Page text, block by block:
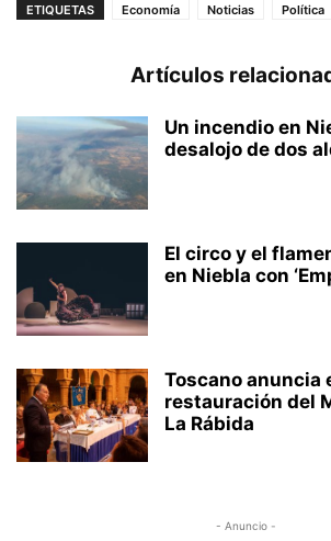
ETIQUETAS Economía Noticias Política
Artículos
Un incendio en
desalojo de dos
El circo y el
en Niebla con
Toscano anuncia
restauración del
La Rábida
- Anuncio -